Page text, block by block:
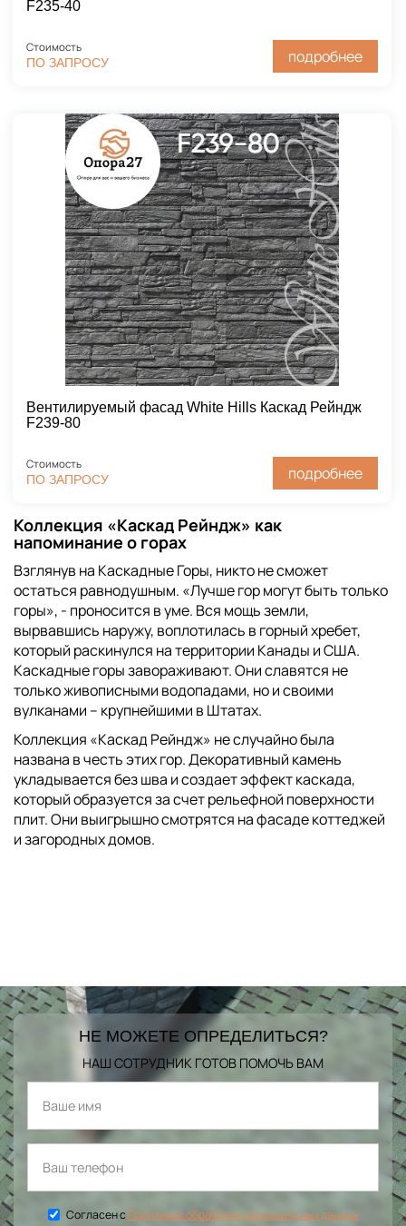
F235-40
Стоимость
ПО ЗАПРОСУ
подробнее
Вентилируемый фасад White Hills Каскад Рейндж
F239-80
Стоимость
ПО ЗАПРОСУ
подробнее
Коллекция «Каскад Рейндж» как
напоминание о горах
Взглянув на Каскадные Горы, никто не сможет
остаться равнодушным. «Лучше гор могут быть только
горы», - проносится в уме. Вся мощь земли,
вырвавшись наружу, воплотилась в горный хребет,
который раскинулся на территории Канады и США.
Каскадные горы завораживают. Они славятся не
только живописными водопадами, но и своими
вулканами – крупнейшими в Штатах.
Коллекция «Каскад Рейндж» не случайно была
названа в честь этих гор. Декоративный камень
укладывается без шва и создает эффект каскада,
который образуется за счет рельефной поверхности
плит. Они выигрышно смотрятся на фасаде коттеджей
и загородных домов.
НЕ МОЖЕТЕ ОПРЕДЕЛИТЬСЯ?
НАШ СОТРУДНИК ГОТОВ ПОМОЧЬ ВАМ
Согласен сПолитикой обработки персональных данных